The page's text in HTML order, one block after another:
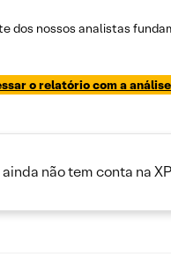
dos nossos analistas
o relatório com a
não tem conta na